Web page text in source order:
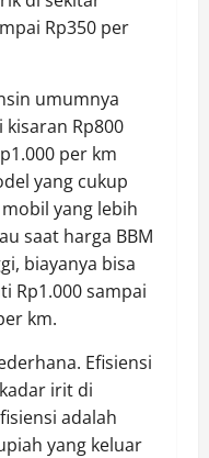
Rp350 per
umumnya
kisaran Rp800
per km
yang cukup
yang lebih
saat harga BBM
biayanya bisa
Rp1.000 sampai
km.
Efisiensi
irit di
adalah
yang keluar